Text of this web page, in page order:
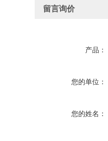
留言询价
产品：
您的单位：
您的姓名：